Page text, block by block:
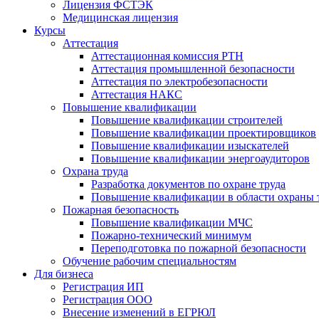
Лицензия ФСТЭК
Медицинская лицензия
Курсы
Аттестация
Аттестационная комиссия РТН
Аттестация промышленной безопасности
Аттестация по электробезопасности
Аттестация НАКС
Повышение квалификации
Повышение квалификации строителей
Повышение квалификации проектировщиков
Повышение квалификации изыскателей
Повышение квалификации энергоаудиторов
Охрана труда
Разработка документов по охране труда
Повышение квалификации в области охраны
Пожарная безопасность
Повышение квалификации МЧС
Пожарно-технический минимум
Переподготовка по пожарной безопасности
Обучение рабочим специальностям
Для бизнеса
Регистрация ИП
Регистрация ООО
Внесение изменений в ЕГРЮЛ